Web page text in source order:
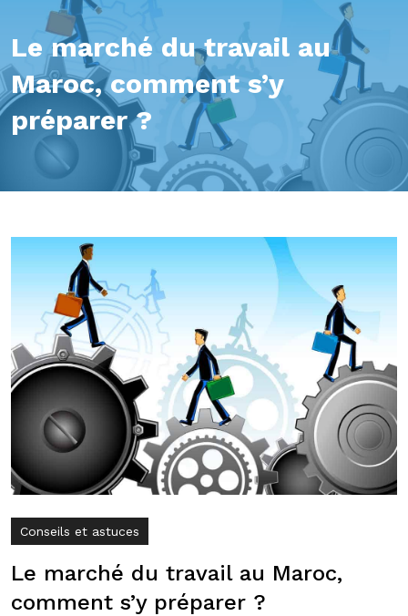
Le marché du travail au
Maroc, comment s’y
préparer ?
Conseils et astuces
Le marché du travail au Maroc,
comment s’y préparer ?